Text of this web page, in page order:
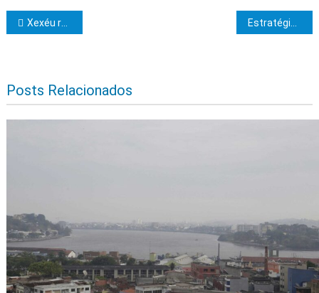
Navegação de Post
Xexéu retorna aos palcos com apresentação no Rio Vermelho
Posts Relacionados